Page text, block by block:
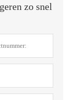
zo snel